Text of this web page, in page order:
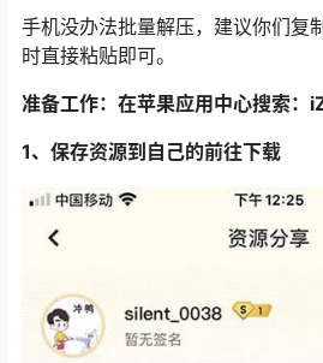
手机没办法批量解压，建议你们复
时直接粘贴即可。
准备工作：在苹果应用中心搜索：
1、保存资源到自己的前往下载